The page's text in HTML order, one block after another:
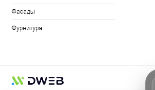
Фасады
Фурнитура